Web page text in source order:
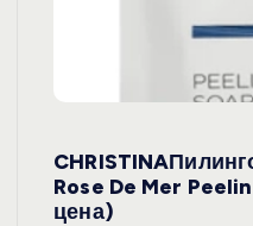
Rose De Mer
цена)